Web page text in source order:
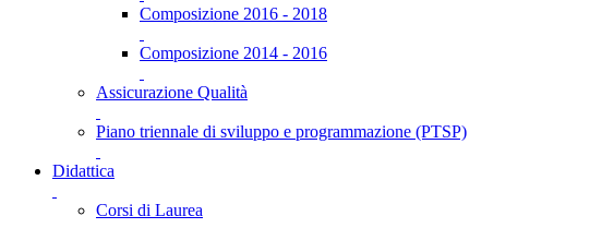
Composizione 2016 - 2018
Composizione 2014 - 2016
Assicurazione Qualità
Piano triennale di sviluppo e programmazione (PTSP)
Didattica
Corsi di Laurea